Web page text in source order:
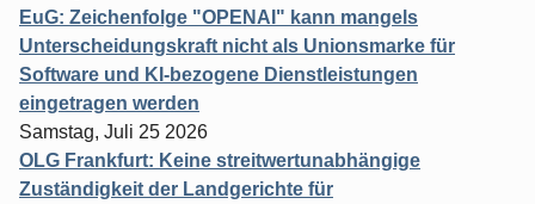
EuG: Zeichenfolge "OPENAI" kann mangels
Unterscheidungskraft nicht als Unionsmarke für
Software und KI-bezogene Dienstleistungen
eingetragen werden
Samstag, Juli 25 2026
OLG Frankfurt: Keine streitwertunabhängige
Zuständigkeit der Landgerichte für